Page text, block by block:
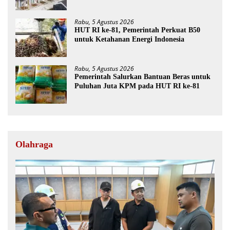
Rabu, 5 Agustus 2026
HUT RI ke-81, Pemerintah Perkuat B50
untuk Ketahanan Energi Indonesia
Rabu, 5 Agustus 2026
Pemerintah Salurkan Bantuan Beras untuk
Puluhan Juta KPM pada HUT RI ke-81
Olahraga